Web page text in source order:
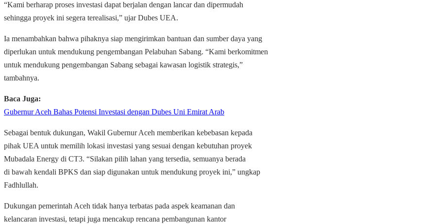
“Kami berharap proses investasi dapat berjalan dengan lancar dan dipermudah
sehingga proyek ini segera terealisasi,” ujar Dubes UEA.
Ia menambahkan bahwa pihaknya siap mengirimkan bantuan dan sumber daya yang
diperlukan untuk mendukung pengembangan Pelabuhan Sabang. “Kami berkomitmen
untuk mendukung pengembangan Sabang sebagai kawasan logistik strategis,”
tambahnya.
Baca Juga:
Gubernur Aceh Bahas Potensi Investasi dengan Dubes Uni Emirat Arab
Sebagai bentuk dukungan, Wakil Gubernur Aceh memberikan kebebasan kepada
pihak UEA untuk memilih lokasi investasi yang sesuai dengan kebutuhan proyek
Mubadala Energy di CT3. “Silakan pilih lahan yang tersedia, semuanya berada
di bawah kendali BPKS dan siap digunakan untuk mendukung proyek ini,” ungkap
Fadhlullah.
Dukungan pemerintah Aceh tidak hanya terbatas pada aspek keamanan dan
kelancaran investasi, tetapi juga mencakup rencana pembangunan kantor